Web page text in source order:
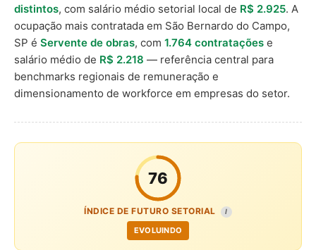
distintos, com salário médio setorial local de R$ 2.925. A
ocupação mais contratada em São Bernardo do Campo,
SP é Servente de obras, com 1.764 contratações e
salário médio de R$ 2.218 — referência central para
benchmarks regionais de remuneração e
dimensionamento de workforce em empresas do setor.
76
ÍNDICE DE FUTURO SETORIAL I
EVOLUINDO